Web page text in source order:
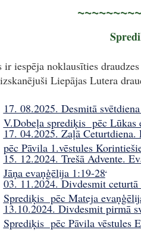
ir iespēja noklausīties
Liepājas Lutera
17. 08.2025. Desmitā
V.Dobeļa sprediķis pēc Lūkas
17. 04.2025. Zaļā
pēc Pāvila 1.vēstules
15. 12.2024. Trešā Advente.
Jāņa evaņģēlija 1:19-28
03. 11.2024. Divdesmit ceturtā
Sprediķis pēc Mateja
13.10.2024. Divdesmit pirmā
Sprediķis pēc Pāvila vēstules